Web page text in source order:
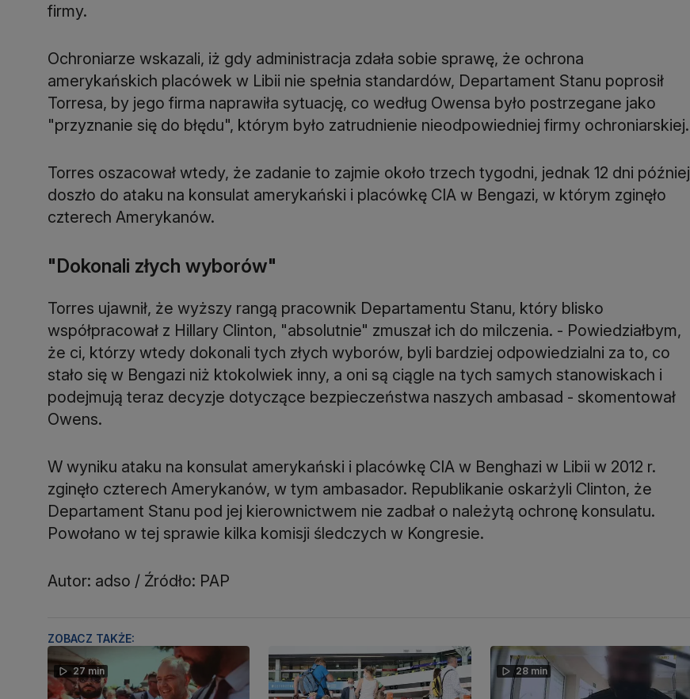
firmy.
Ochroniarze wskazali, iż gdy administracja zdała sobie sprawę, że ochrona
amerykańskich placówek w Libii nie spełnia standardów, Departament Stanu poprosił
Torresa, by jego firma naprawiła sytuację, co według Owensa było postrzegane jako
"przyznanie się do błędu", którym było zatrudnienie nieodpowiedniej firmy ochroniarskiej.
Torres oszacował wtedy, że zadanie to zajmie około trzech tygodni, jednak 12 dni później
doszło do ataku na konsulat amerykański i placówkę CIA w Bengazi, w którym zginęło
czterech Amerykanów.
"Dokonali złych wyborów"
Torres ujawnił, że wyższy rangą pracownik Departamentu Stanu, który blisko
współpracował z Hillary Clinton, "absolutnie" zmuszał ich do milczenia. - Powiedziałbym,
że ci, którzy wtedy dokonali tych złych wyborów, byli bardziej odpowiedzialni za to, co
stało się w Bengazi niż ktokolwiek inny, a oni są ciągle na tych samych stanowiskach i
podejmują teraz decyzje dotyczące bezpieczeństwa naszych ambasad - skomentował
Owens.
W wyniku ataku na konsulat amerykański i placówkę CIA w Benghazi w Libii w 2012 r.
zginęło czterech Amerykanów, w tym ambasador. Republikanie oskarżyli Clinton, że
Departament Stanu pod jej kierownictwem nie zadbał o należytą ochronę konsulatu.
Powołano w tej sprawie kilka komisji śledczych w Kongresie.
Autor: adso / Źródło: PAP
ZOBACZ TAKŻE:
27 min 28 min